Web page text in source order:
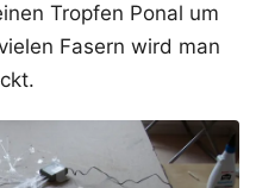
Tropfen Ponal um
Fasern wird man